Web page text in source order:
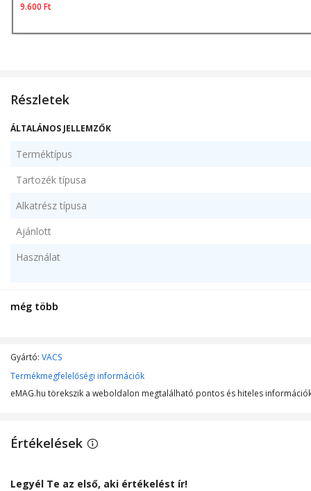
9.600 Ft
Részletek
ÁLTALÁNOS JELLEMZŐK
Terméktípus
Tartozék típusa
Alkatrész típusa
Ajánlott
Használat
Csomag tartalma
Anyag
még több
Gyártó: VACS
Termékmegfelelőségi információk
eMAG.hu törekszik a weboldalon megtalálható pontos és hiteles
Értékelések
Legyél Te az első, aki értékelést ír!